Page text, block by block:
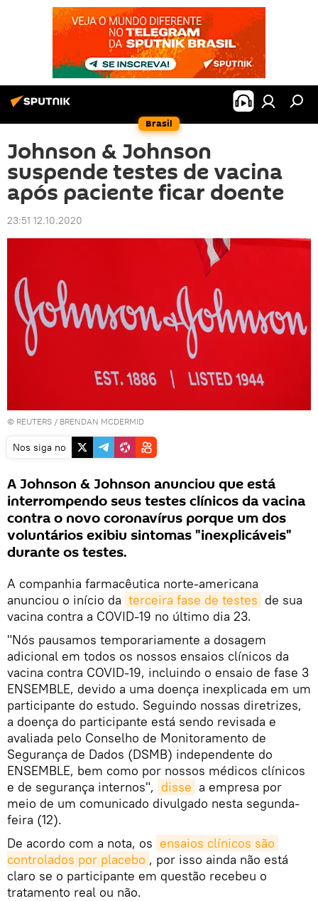
Brasil
Johnson & Johnson
suspende testes de vacina
após paciente ficar doente
23:51 12.10.2020
© REUTERS / BRENDAN MCDERMID
Nos siga no
A Johnson & Johnson anunciou que está
interrompendo seus testes clínicos da vacina
contra o novo coronavírus porque um dos
voluntários exibiu sintomas "inexplicáveis"
durante os testes.
A companhia farmacêutica norte-americana
anunciou o início da terceira fase de testes de sua
vacina contra a COVID-19 no último dia 23.
"Nós pausamos temporariamente a dosagem
adicional em todos os nossos ensaios clínicos da
vacina contra COVID-19, incluindo o ensaio de fase 3
ENSEMBLE, devido a uma doença inexplicada em um
participante do estudo. Seguindo nossas diretrizes,
a doença do participante está sendo revisada e
avaliada pelo Conselho de Monitoramento de
Segurança de Dados (DSMB) independente do
ENSEMBLE, bem como por nossos médicos clínicos
e de segurança internos", disse a empresa por
meio de um comunicado divulgado nesta segunda-
feira (12).
De acordo com a nota, os ensaios clínicos são
controlados por placebo , por isso ainda não está
claro se o participante em questão recebeu o
tratamento real ou não.